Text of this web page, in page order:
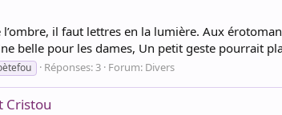
il faut lettres en la lumière. Aux
belle pour les dames, Un petit geste pourrait
Réponses: 3 Forum: Divers
Cristou